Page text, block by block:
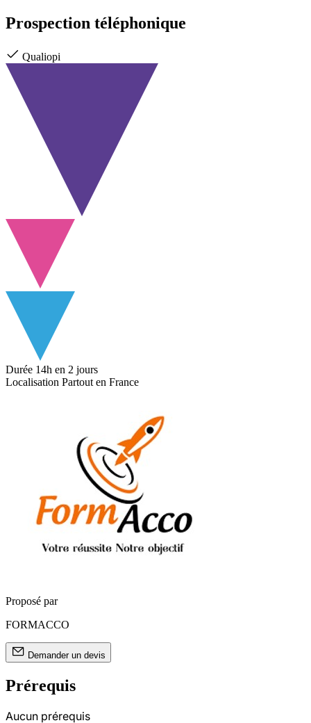
Prospection téléphonique
Qualiopi
Durée 14h en 2 jours
Localisation Partout en France
Proposé par
FORMACCO
Demander un devis
Prérequis
Aucun prérequis